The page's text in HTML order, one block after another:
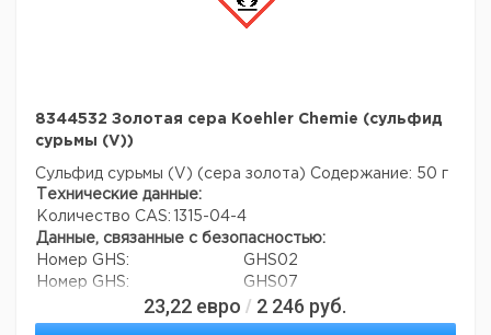
8344532 Золотая сера Koehler Chemie (сульфид
сурьмы (V))
Сульфид сурьмы (V) (сера золота) Содержание: 50 г
Технические данные:
Количество CAS:
1315-04-4
Данные, связанные с безопасностью:
Номер GHS:
GHS02
Номер GHS:
GHS07
GHS09
Сигнальное слово:
Опасность
23,22 евро / 2 246 руб.